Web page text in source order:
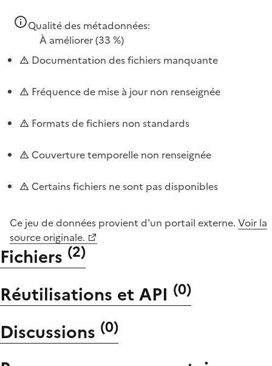
Qualité des métadonnées:
À améliorer(33 %)
Documentation des fichiers manquante
Fréquence de mise à jour non renseignée
Formats de fichiers non standards
Couverture temporelle non renseignée
Certains fichiers ne sont pas disponibles
Ce jeu de données provient d'un portail externe. Voir la
source originale.
Fichiers (2)
Réutilisations et API (0)
Discussions (0)